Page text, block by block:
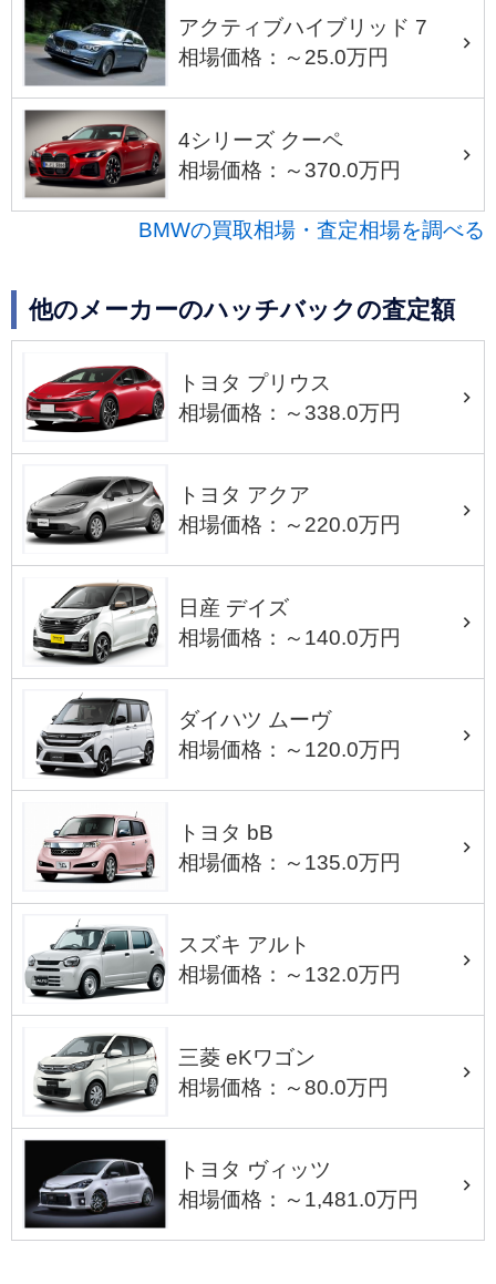
アクティブハイブリッド 7
相場価格：～25.0万円
4シリーズ クーペ
相場価格：～370.0万円
BMWの買取相場・査定相場を調べる
他のメーカーのハッチバックの査定額
トヨタ プリウス
相場価格：～338.0万円
トヨタ アクア
相場価格：～220.0万円
日産 デイズ
相場価格：～140.0万円
ダイハツ ムーヴ
相場価格：～120.0万円
トヨタ bB
相場価格：～135.0万円
スズキ アルト
相場価格：～132.0万円
三菱 eKワゴン
相場価格：～80.0万円
トヨタ ヴィッツ
相場価格：～1,481.0万円